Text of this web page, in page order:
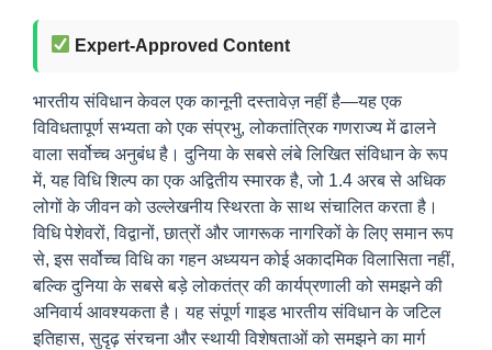
Expert-Approved Content
भारतीय संविधान केवल एक कानूनी दस्तावेज़ नहीं है—यह एक
विविधतापूर्ण सभ्यता को एक संप्रभु, लोकतांत्रिक गणराज्य में ढालने
वाला सर्वोच्च अनुबंध है। दुनिया के सबसे लंबे लिखित संविधान के रूप
में, यह विधि शिल्प का एक अद्वितीय स्मारक है, जो 1.4 अरब से अधिक
लोगों के जीवन को उल्लेखनीय स्थिरता के साथ संचालित करता है।
विधि पेशेवरों, विद्वानों, छात्रों और जागरूक नागरिकों के लिए समान रूप
से, इस सर्वोच्च विधि का गहन अध्ययन कोई अकादमिक विलासिता नहीं,
बल्कि दुनिया के सबसे बड़े लोकतंत्र की कार्यप्रणाली को समझने की
अनिवार्य आवश्यकता है। यह संपूर्ण गाइड भारतीय संविधान के जटिल
इतिहास, सुदृढ़ संरचना और स्थायी विशेषताओं को समझने का मार्ग